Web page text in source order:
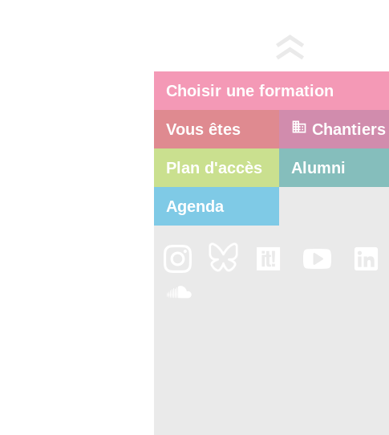
Choisir une formation
Vous êtes Chantiers
Plan d'accès Alumni
Agenda